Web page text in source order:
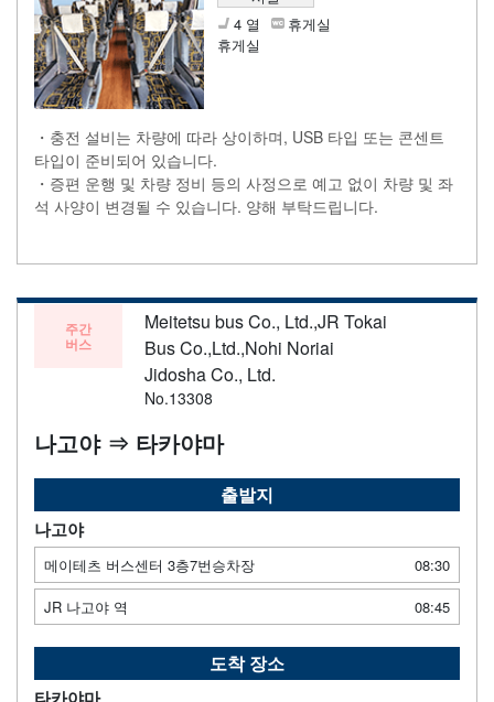
4 열
휴게실
휴게실
・충전 설비는 차량에 따라 상이하며, USB 타입 또는 콘센트
타입이 준비되어 있습니다.
・증편 운행 및 차량 정비 등의 사정으로 예고 없이 차량 및 좌
석 사양이 변경될 수 있습니다. 양해 부탁드립니다.
주간
버스
Meitetsu bus Co., Ltd.,JR Tokai
Bus Co.,Ltd.,Nohi Noriai
Jidosha Co., Ltd.
No.13308
나고야 ⇒ 타카야마
출발지
나고야
메이테츠 버스센터 3층7번승차장
08:30
JR 나고야 역
08:45
도착 장소